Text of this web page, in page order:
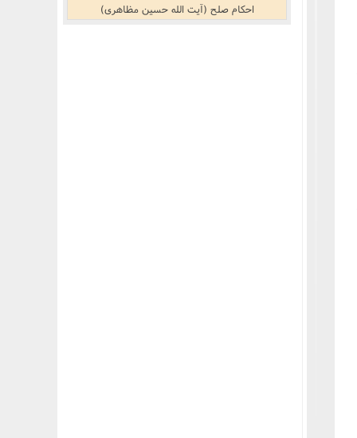
احکام صلح (آیت الله حسین مظاهری)